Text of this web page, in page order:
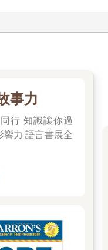
事力
行 知識讓你過
展全